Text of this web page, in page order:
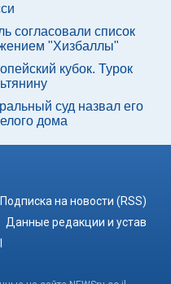
согласовали список
"Хизбаллы"
кубок. Турок
суд назвал его
дома
Подписка на новости (RSS)
Данные редакции и устав